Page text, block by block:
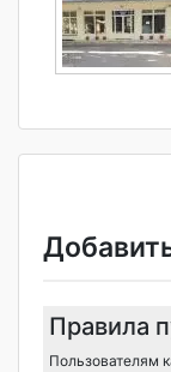
Правила
Пользователям